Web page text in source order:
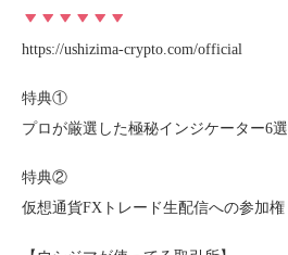
https://ushizima-crypto.com/official
特典①
プロが厳選した極秘インジケーター6選
特典②
仮想通貨FXトレード生配信への参加権